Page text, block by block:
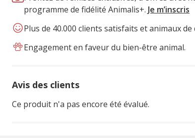
programme de fidélité Animalis+. Je m’inscris
Plus de 40.000 clients satisfaits et animaux
Engagement en faveur du bien-être animal.
Avis des clients
Ce produit n'a pas encore été évalué.